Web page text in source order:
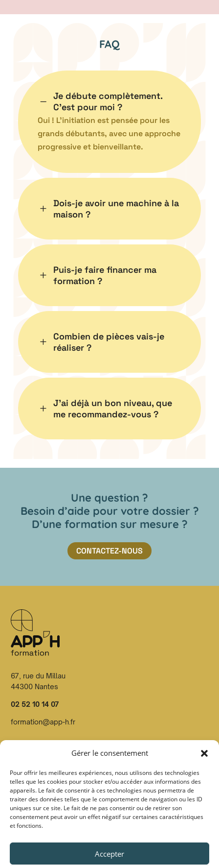
Gérer le consentement
Pour offrir les meilleures expériences, nous utilisons des technologies
telles que les cookies pour stocker et/ou accéder aux informations des
appareils. Le fait de consentir à ces technologies nous permettra de
traiter des données telles que le comportement de navigation ou les ID
uniques sur ce site. Le fait de ne pas consentir ou de retirer son
consentement peut avoir un effet négatif sur certaines caractéristiques
et fonctions.
Accepter
FAQ
K
Je débute complètement.
C’est pour moi ?
Oui ! L’initiation est pensée pour les
grands débutants, avec une approche
progressive et bienveillante.
L
Dois-je avoir une machine à la
maison ?
L
Puis-je faire financer ma
formation ?
L
Combien de pièces vais-je
réaliser ?
L
J’ai déjà un bon niveau, que
me recommandez-vous ?
Une question ?
Besoin d’aide pour votre dossier ?
D’une formation sur mesure ?
CONTACTEZ-NOUS
67, rue du Millau
44300 Nantes
02 52 10 14 07
formation@app-h.fr
est enregistré en préfecture de Loire Atlantique sous le
n°52440814544
Organisme Datadocké et certifié Qualiopi par Pronéo
certification sous len° FOO27 au titre de la catégorie
action de formation